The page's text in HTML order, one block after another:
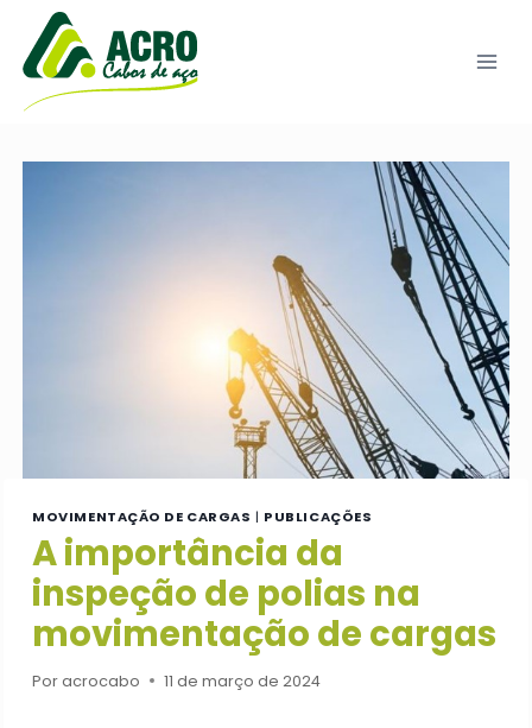
para
Conteúdo
MOVIMENTAÇÃO DE CARGAS | PUBLICAÇÕES
A importância da
inspeção de polias na
movimentação de cargas
Poracrocabo 11 de março de 2024